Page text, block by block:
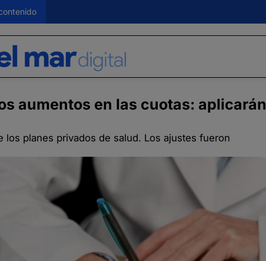
aumentos en las cuotas: aplicarán
planes privados de salud. Los ajustes fueron